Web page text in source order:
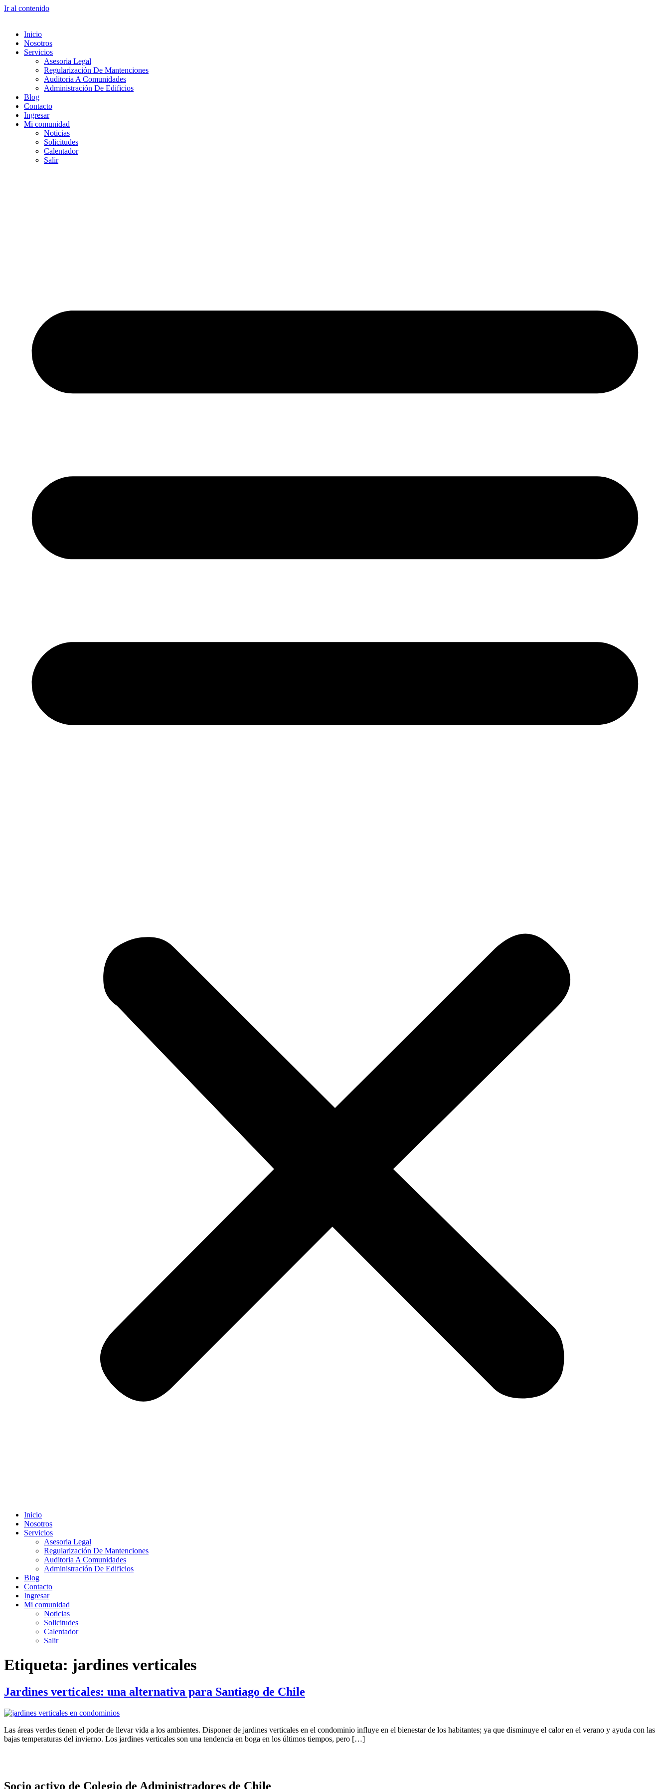
Ir al contenido
Inicio
Nosotros
Servicios
Asesoria Legal
Regularización De Mantenciones
Auditoria A Comunidades
Administración De Edificios
Blog
Contacto
Ingresar
Mi comunidad
Noticias
Solicitudes
Calentador
Salir
Inicio
Nosotros
Servicios
Asesoria Legal
Regularización De Mantenciones
Auditoria A Comunidades
Administración De Edificios
Blog
Contacto
Ingresar
Mi comunidad
Noticias
Solicitudes
Calentador
Salir
Etiqueta: jardines verticales
Jardines verticales: una alternativa para Santiago de Chile
Las áreas verdes tienen el poder de llevar vida a los ambientes. Disponer de jardines verticales en el condominio influye en el bienestar de los habitantes; ya que disminuye el calor en el verano y ayuda con las
bajas temperaturas del invierno. Los jardines verticales son una tendencia en boga en los últimos tiempos, pero […]
Socio activo de Colegio de Administradores de Chile